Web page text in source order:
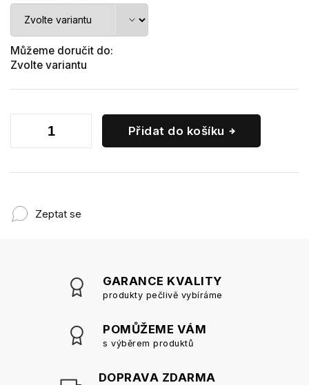
Můžeme doručit do:
Zvolte variantu
Přidat do košíku
Zeptat se
GARANCE KVALITY
produkty pečlivě vybíráme
POMŮŽEME VÁM
s výběrem produktů
DOPRAVA ZDARMA